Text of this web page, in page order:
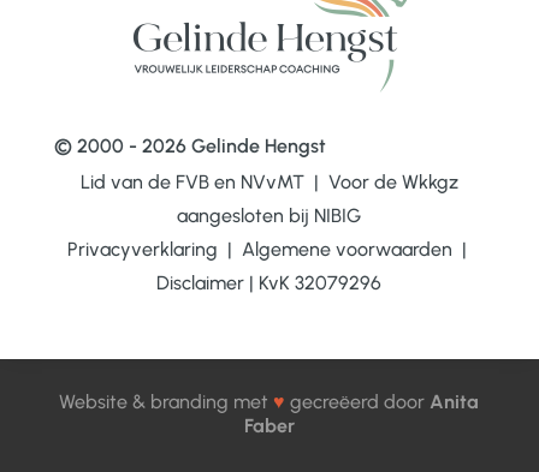
© 2000 - 2026 Gelinde Hengst
Lid van de FVB en NVvMT | Voor de Wkkgz
aangesloten bij NIBIG
Privacyverklaring | Algemene voorwaarden |
Disclaimer | KvK 32079296
Website & branding met ♥ gecreëerd door Anita
Faber